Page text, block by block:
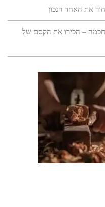
את האחד הנכון
חכמה – הכירו את הקסם של